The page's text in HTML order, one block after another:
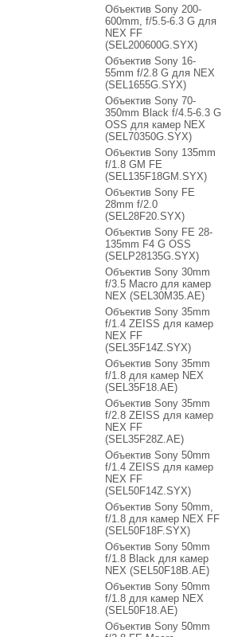
Объектив Sony 200-
600mm, f/5.5-6.3 G для
NEX FF
(SEL200600G.SYX)
Объектив Sony 16-
55mm f/2.8 G для NEX
(SEL1655G.SYX)
Объектив Sony 70-
350mm Black f/4.5-6.3 G
OSS для камер NEX
(SEL70350G.SYX)
Объектив Sony 135mm
f/1.8 GM FE
(SEL135F18GM.SYX)
Объектив Sony FE
28mm f/2.0
(SEL28F20.SYX)
Объектив Sony FE 28-
135mm F4 G OSS
(SELP28135G.SYX)
Объектив Sony 30mm
f/3.5 Macro для камер
NEX (SEL30M35.AE)
Объектив Sony 35mm
f/1.4 ZEISS для камер
NEX FF
(SEL35F14Z.SYX)
Объектив Sony 35mm
f/1.8 для камер NEX
(SEL35F18.AE)
Объектив Sony 35mm
f/2.8 ZEISS для камер
NEX FF
(SEL35F28Z.AE)
Объектив Sony 50mm
f/1.4 ZEISS для камер
NEX FF
(SEL50F14Z.SYX)
Объектив Sony 50mm,
f/1.8 для камер NEX FF
(SEL50F18F.SYX)
Объектив Sony 50mm
f/1.8 Black для камер
NEX (SEL50F18B.AE)
Объектив Sony 50mm
f/1.8 для камер NEX
(SEL50F18.AE)
Объектив Sony 50mm